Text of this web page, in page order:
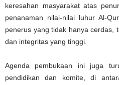
keresahan masyarakat atas
penanaman nilai-nilai luhur Al-
penerus yang tidak hanya cerdas,
dan integritas yang tinggi.
Agenda pembukaan ini juga
pendidikan dan komite, di